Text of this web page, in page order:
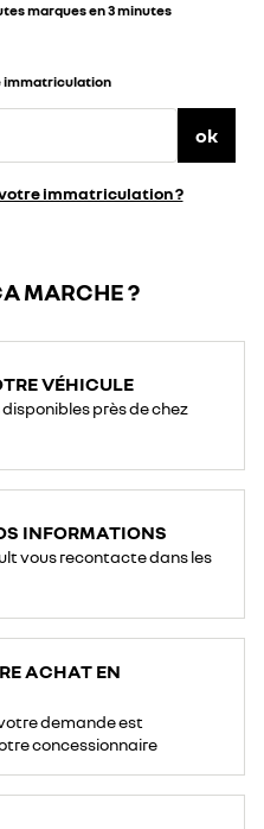
marques en 3 minutes
immatriculation
ok
immatriculation ?
MARCHE ?
VÉHICULE
près de chez
INFORMATIONS
vous recontacte dans les
ACHAT EN
demande est
concessionnaire